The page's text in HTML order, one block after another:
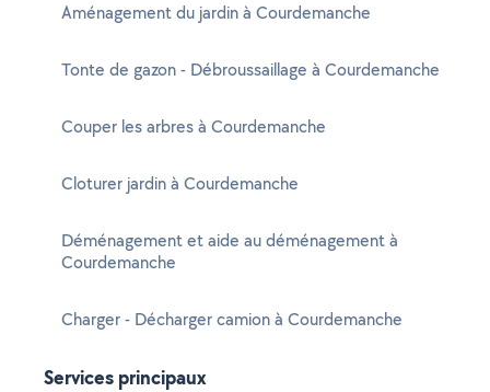
Aménagement du jardin à Courdemanche
Tonte de gazon - Débroussaillage à Courdemanche
Couper les arbres à Courdemanche
Cloturer jardin à Courdemanche
Déménagement et aide au déménagement à
Courdemanche
Charger - Décharger camion à Courdemanche
Services principaux